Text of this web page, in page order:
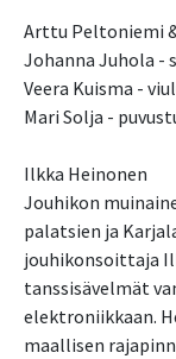
Arttu Peltoniemi
Johanna Juhola -
Veera Kuisma -
Mari Solja -
Ilkka Heinonen
Jouhikon
palatsien ja
jouhikonsoittaja
tanssisävelmät
elektroniikkaan.
maallisen